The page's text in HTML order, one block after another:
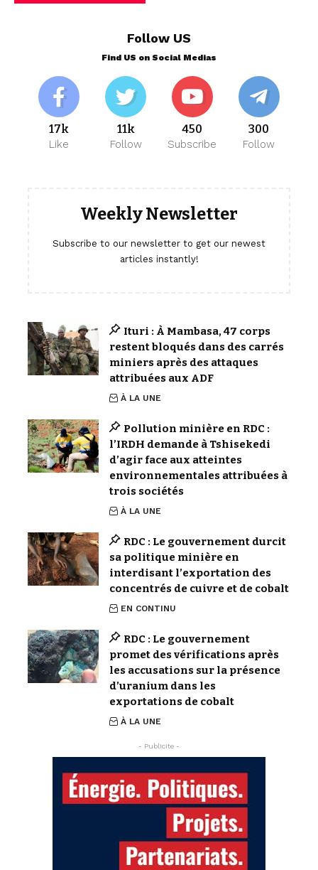
Follow US
Find US on Social Medias
17k
Like
11k
Follow
450
Subscribe
300
Follow
Weekly Newsletter
Subscribe to our newsletter to get our newest
articles instantly!
Ituri : À Mambasa, 47 corps
restent bloqués dans des carrés
miniers après des attaques
attribuées aux ADF
À LA UNE
Pollution minière en RDC :
l’IRDH demande à Tshisekedi
d’agir face aux atteintes
environnementales attribuées à
trois sociétés
À LA UNE
RDC : Le gouvernement durcit
sa politique minière en
interdisant l’exportation des
concentrés de cuivre et de cobalt
EN CONTINU
RDC : Le gouvernement
promet des vérifications après
les accusations sur la présence
d’uranium dans les
exportations de cobalt
À LA UNE
- Publicite -